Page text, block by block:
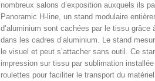
nombreux salons d’exposition auxquels ils
Panoramic H-line, un stand modulaire
d’aluminium sont cachées par le tissu
dans les cadres d’aluminium. Le stand
le visuel et peut s’attacher sans outil. Ce
impression sur tissu par sublimation
roulettes pour faciliter le transport du